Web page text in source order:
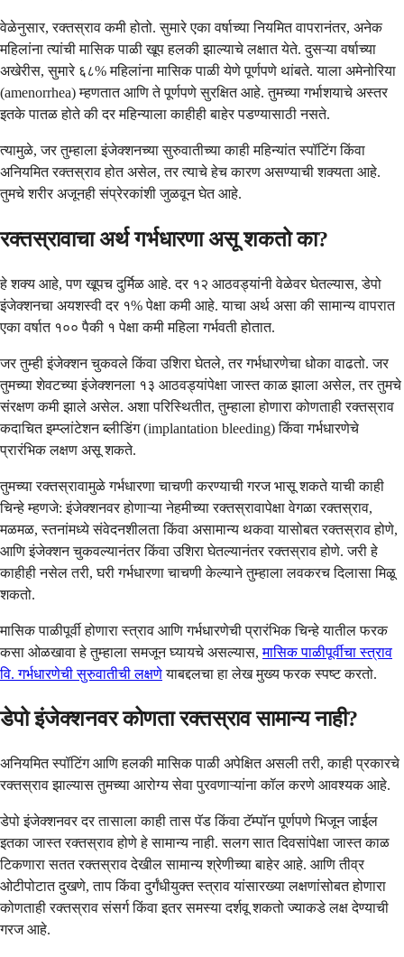
वेळेनुसार, रक्तस्राव कमी होतो. सुमारे एका वर्षाच्या नियमित वापरानंतर, अनेक
महिलांना त्यांची मासिक पाळी खूप हलकी झाल्याचे लक्षात येते. दुसऱ्या वर्षाच्या
अखेरीस, सुमारे ६८% महिलांना मासिक पाळी येणे पूर्णपणे थांबते. याला अमेनोरिया
(amenorrhea) म्हणतात आणि ते पूर्णपणे सुरक्षित आहे. तुमच्या गर्भाशयाचे अस्तर
इतके पातळ होते की दर महिन्याला काहीही बाहेर पडण्यासाठी नसते.
त्यामुळे, जर तुम्हाला इंजेक्शनच्या सुरुवातीच्या काही महिन्यांत स्पॉटिंग किंवा
अनियमित रक्तस्राव होत असेल, तर त्याचे हेच कारण असण्याची शक्यता आहे.
तुमचे शरीर अजूनही संप्रेरकांशी जुळवून घेत आहे.
रक्तस्रावाचा अर्थ गर्भधारणा असू शकतो का?
हे शक्य आहे, पण खूपच दुर्मिळ आहे. दर १२ आठवड्यांनी वेळेवर घेतल्यास, डेपो
इंजेक्शनचा अयशस्वी दर १% पेक्षा कमी आहे. याचा अर्थ असा की सामान्य वापरात
एका वर्षात १०० पैकी १ पेक्षा कमी महिला गर्भवती होतात.
जर तुम्ही इंजेक्शन चुकवले किंवा उशिरा घेतले, तर गर्भधारणेचा धोका वाढतो. जर
तुमच्या शेवटच्या इंजेक्शनला १३ आठवड्यांपेक्षा जास्त काळ झाला असेल, तर तुमचे
संरक्षण कमी झाले असेल. अशा परिस्थितीत, तुम्हाला होणारा कोणताही रक्तस्राव
कदाचित इम्प्लांटेशन ब्लीडिंग (implantation bleeding) किंवा गर्भधारणेचे
प्रारंभिक लक्षण असू शकते.
तुमच्या रक्तस्रावामुळे गर्भधारणा चाचणी करण्याची गरज भासू शकते याची काही
चिन्हे म्हणजे: इंजेक्शनवर होणाऱ्या नेहमीच्या रक्तस्रावापेक्षा वेगळा रक्तस्राव,
मळमळ, स्तनांमध्ये संवेदनशीलता किंवा असामान्य थकवा यासोबत रक्तस्राव होणे,
आणि इंजेक्शन चुकवल्यानंतर किंवा उशिरा घेतल्यानंतर रक्तस्राव होणे. जरी हे
काहीही नसेल तरी, घरी गर्भधारणा चाचणी केल्याने तुम्हाला लवकरच दिलासा मिळू
शकतो.
मासिक पाळीपूर्वी होणारा स्त्राव आणि गर्भधारणेची प्रारंभिक चिन्हे यातील फरक
कसा ओळखावा हे तुम्हाला समजून घ्यायचे असल्यास,मासिक पाळीपूर्वीचा स्त्राव
वि. गर्भधारणेची सुरुवातीची लक्षणेयाबद्दलचा हा लेख मुख्य फरक स्पष्ट करतो.
डेपो इंजेक्शनवर कोणता रक्तस्राव सामान्य नाही?
अनियमित स्पॉटिंग आणि हलकी मासिक पाळी अपेक्षित असली तरी, काही प्रकारचे
रक्तस्राव झाल्यास तुमच्या आरोग्य सेवा पुरवणाऱ्यांना कॉल करणे आवश्यक आहे.
डेपो इंजेक्शनवर दर तासाला काही तास पॅड किंवा टॅम्पॉन पूर्णपणे भिजून जाईल
इतका जास्त रक्तस्राव होणे हे सामान्य नाही. सलग सात दिवसांपेक्षा जास्त काळ
टिकणारा सतत रक्तस्राव देखील सामान्य श्रेणीच्या बाहेर आहे. आणि तीव्र
ओटीपोटात दुखणे, ताप किंवा दुर्गंधीयुक्त स्त्राव यांसारख्या लक्षणांसोबत होणारा
कोणताही रक्तस्राव संसर्ग किंवा इतर समस्या दर्शवू शकतो ज्याकडे लक्ष देण्याची
गरज आहे.